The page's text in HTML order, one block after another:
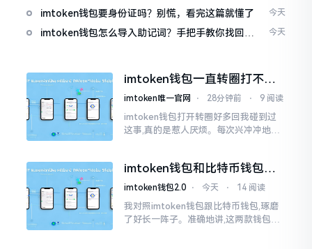
imtoken钱包要身份证吗？别慌，看完这篇就懂了 今天
imtoken钱包怎么导入助记词？手把手教你找回资
今天
imtoken钱包一直转圈打不开
解决办法分享
imtoken唯一官网 ⋅ 28分钟前 ⋅ 9 阅读
imtoken钱包打开转圈好多回我碰到过
这事,真的是惹人厌烦。每次兴冲冲地开
大家说法不尽相同
imtoken钱包和比特币钱包，
谁更安全？老玩家来聊聊
imtoken钱包2.0 ⋅ 今天 ⋅ 14 阅读
我对照imtoken钱包跟比特币钱包,琢磨
了好长一阵子。准确地讲,这两款钱包我